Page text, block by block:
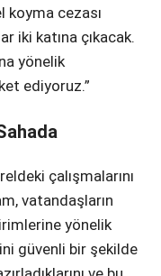
cezası
iki katına çıkacak.
yönelik
ediyoruz.”
çalışmalarını
vatandaşların
yönelik
güvenli bir şekilde